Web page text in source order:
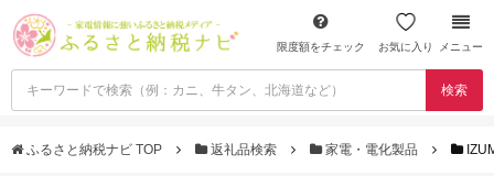
限度額をチェック お気に入り メニュー
検索
ふるさと納税ナビ TOP 返礼品検索 家電・電化製品